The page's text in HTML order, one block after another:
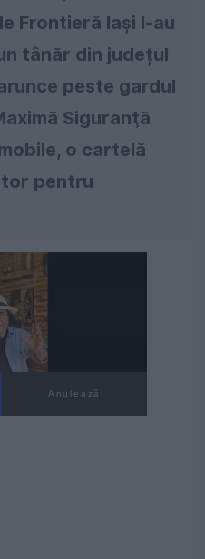
Frontieră Iaşi l-au
tânăr din județul
peste gardul
Siguranţă
o cartelă
pentru
Anulează